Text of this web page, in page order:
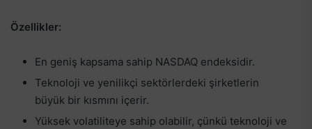
Özellikler:
En geniş kapsama sahip NASDAQ endeksidir.
Teknoloji ve yenilikçi sektörlerdeki şirketlerin
büyük bir kısmını içerir.
Yüksek volatiliteye sahip olabilir, çünkü teknoloji ve